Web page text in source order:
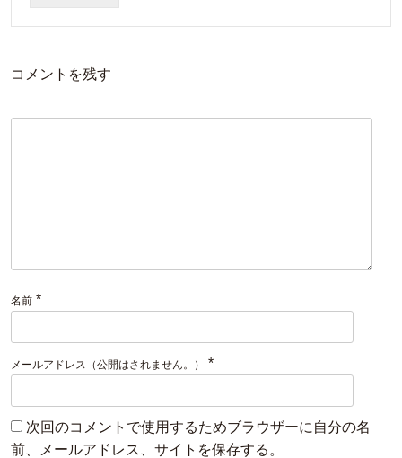
コメントを残す
名前 *
メールアドレス（公開はされません。） *
次回のコメントで使用するためブラウザーに自分の名
前、メールアドレス、サイトを保存する。